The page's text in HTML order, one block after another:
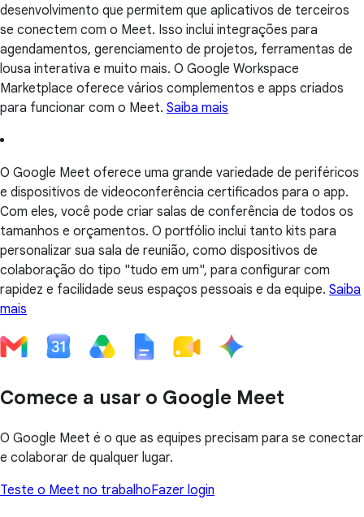
desenvolvimento que permitem que aplicativos de terceiros
se conectem com o Meet. Isso inclui integrações para
agendamentos, gerenciamento de projetos, ferramentas de
lousa interativa e muito mais. O Google Workspace
Marketplace oferece vários complementos e apps criados
para funcionar com o Meet. Saiba mais
O Google Meet oferece uma grande variedade de periféricos
e dispositivos de videoconferência certificados para o app.
Com eles, você pode criar salas de conferência de todos os
tamanhos e orçamentos. O portfólio inclui tanto kits para
personalizar sua sala de reunião, como dispositivos de
colaboração do tipo "tudo em um", para configurar com
rapidez e facilidade seus espaços pessoais e da equipe. Saiba
mais
Comece a usar o Google Meet
O Google Meet é o que as equipes precisam para se conectar
e colaborar de qualquer lugar.
Teste o Meet no trabalhoFazer login